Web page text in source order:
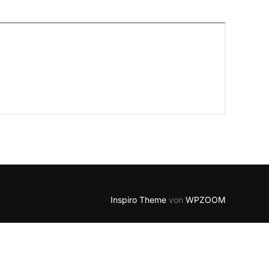
Inspiro Theme von WPZOOM